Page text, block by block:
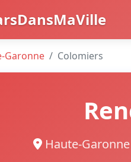
Garonne Colomiers
Haute-